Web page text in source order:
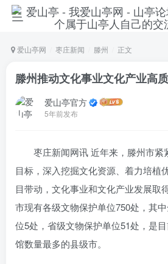
爱山亭网 枣庄新闻 滕州 正文
滕州推动文化事业文化产业高
爱山亭官方
5年前发布
枣庄新闻网讯 近年来，滕州市紧
目标，深入挖掘文化资源、着力培植
目带动，文化事业和文化产业发展取
市现有各级文物保护单位750处，其
位5处，省级文物保护单位51处，是
馆数量最多的县级市。